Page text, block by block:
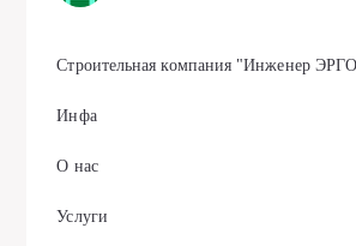
Строительная компания "Инженер
Инфа
О нас
Услуги